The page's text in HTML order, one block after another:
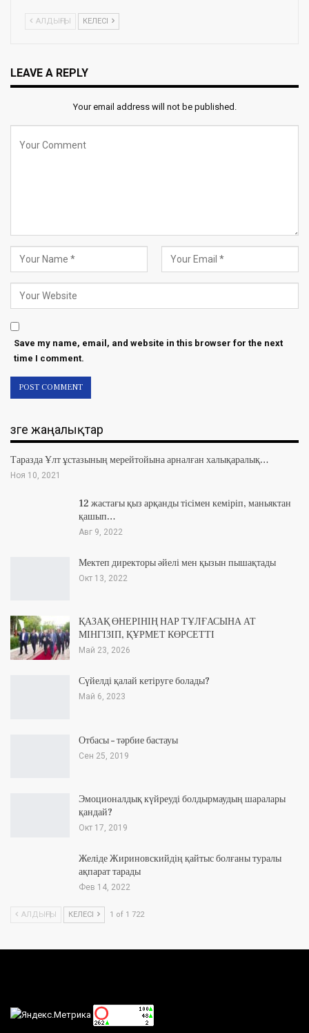
АЛДЫҢҒЫ КЕЛЕСІ
LEAVE A REPLY
Your email address will not be published.
Save my name, email, and website in this browser for the next
time I comment.
Өзге жаңалықтар
Таразда Ұлт ұстазының мерейтойына арналған халықаралық…
Ноя 10, 2021
12 жастағы қыз арқанды тісімен кеміріп, маньяктан
қашып…
Авг 9, 2022
Мектеп директоры әйелі мен қызын пышақтады
Окт 13, 2022
ҚАЗАҚ ӨНЕРІНІҢ НАР ТҰЛҒАСЫНА АТ
МІНГІЗІП, ҚҰРМЕТ КӨРСЕТТІ
Май 23, 2026
Сүйелді қалай кетіруге болады?
Май 6, 2023
Отбасы – тәрбие бастауы
Сен 25, 2019
Эмоционалдық күйреуді болдырмаудың шаралары
қандай?
Окт 17, 2019
Желіде Жириновскийдің қайтыс болғаны туралы
ақпарат тарады
Фев 14, 2022
АЛДЫҢҒЫ КЕЛЕСІ 1 of 1 722